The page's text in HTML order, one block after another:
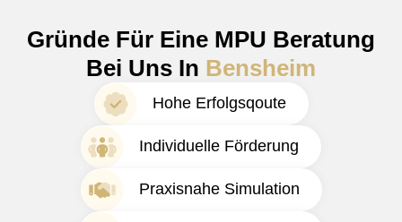
Gründe Für Eine MPU Beratung
Bei Uns In Bensheim
Hohe Erfolgsqoute
Individuelle Förderung
Praxisnahe Simulation